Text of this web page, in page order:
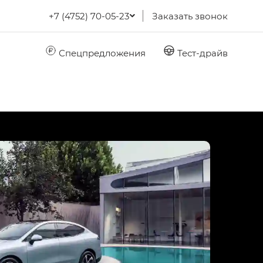
+7 (4752) 70-05-23 Заказать звонок
Спецпредложения Тест-драйв